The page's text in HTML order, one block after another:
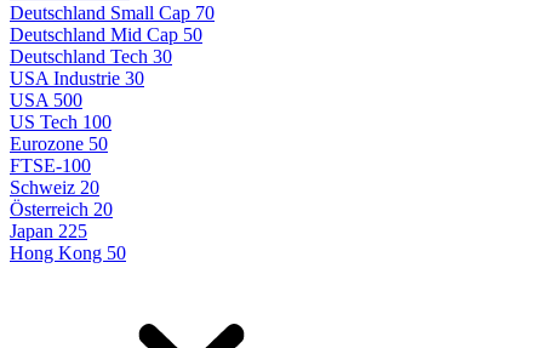
Deutschland Small Cap 70
Deutschland Mid Cap 50
Deutschland Tech 30
USA Industrie 30
USA 500
US Tech 100
Eurozone 50
FTSE-100
Schweiz 20
Österreich 20
Japan 225
Hong Kong 50